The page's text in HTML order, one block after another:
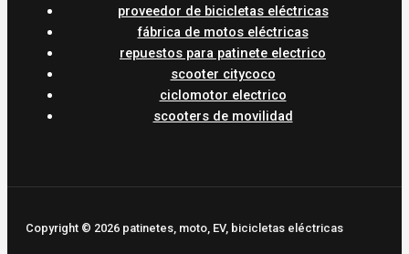
proveedor de bicicletas eléctricas
fábrica de motos eléctricas
repuestos para patinete electrico
scooter citycoco
ciclomotor electrico
scooters de movilidad
Copyright © 2026 patinetes, moto, EV, bicicletas eléctricas